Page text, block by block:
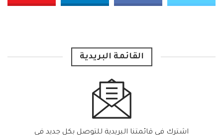
القائمة البريدية
اشترك في قائمتنا البريدية للتوصل بكل جديد في